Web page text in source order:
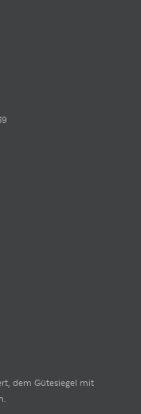
dem Gütesiegel mit